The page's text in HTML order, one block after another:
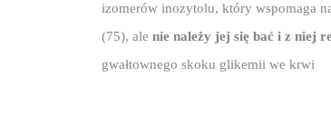
izomerów inozytolu, który wspomaga
(75), ale nie należy jej się bać i z niej
gwałtownego skoku glikemii we krwi